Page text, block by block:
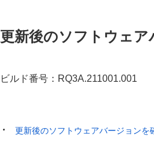
更新後のソフトウェア
ビルド番号：RQ3A.211001.001
更新後のソフトウェアバージョンを